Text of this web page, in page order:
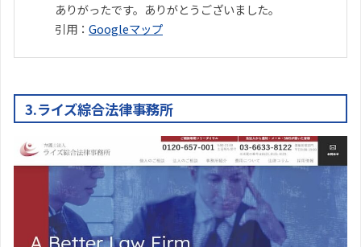
ありがったです。ありがとうございました。
引用： Googleマップ
3.ライズ綜合法律事務所